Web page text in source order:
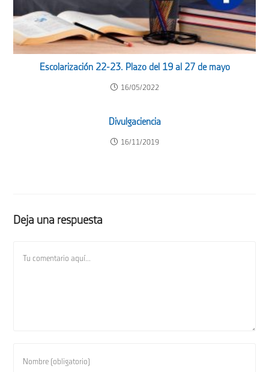
Escolarización 22-23. Plazo del 19 al 27 de mayo
16/05/2022
Divulgaciencia
16/11/2019
Deja una respuesta